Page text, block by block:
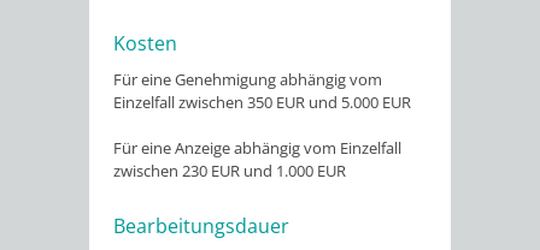
Kosten
Für eine Genehmigung abhängig vom
Einzelfall zwischen 350 EUR und 5.000 EUR
Für eine Anzeige abhängig vom Einzelfall
zwischen 230 EUR und 1.000 EUR
Bearbeitungsdauer